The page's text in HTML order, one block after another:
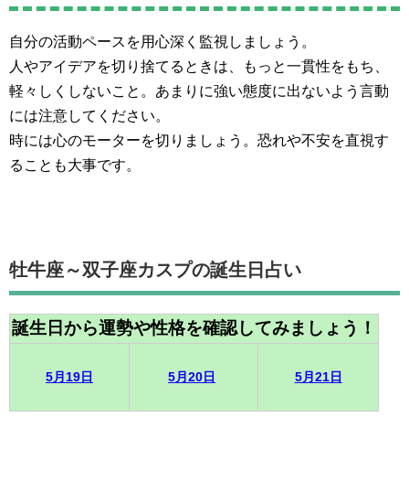
自分の活動ペースを用心深く監視しましょう。
人やアイデアを切り捨てるときは、もっと一貫性をもち、
軽々しくしないこと。あまりに強い態度に出ないよう言動
には注意してください。
時には心のモーターを切りましょう。恐れや不安を直視す
ることも大事です。
牡牛座～双子座カスプの誕生日占い
誕生日から運勢や性格を確認してみましょう！
5月19日 5月20日 5月21日